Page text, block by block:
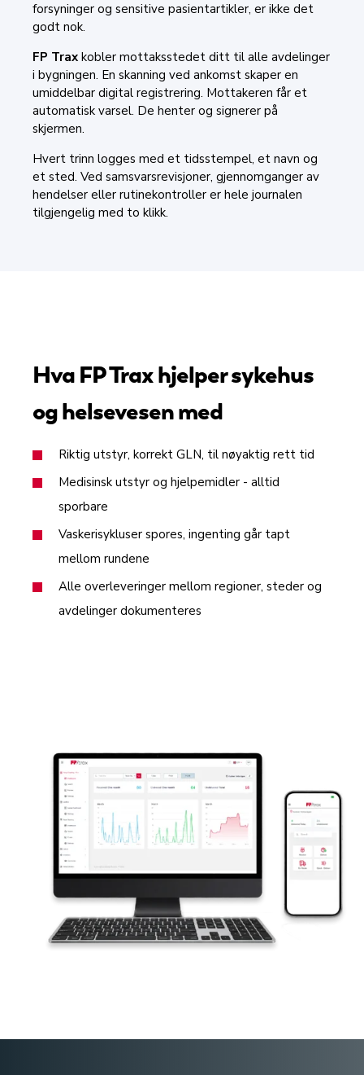
forsyninger og sensitive pasientartikler, er ikke det
godt nok.
FP Trax kobler mottaksstedet ditt til alle avdelinger
i bygningen. En skanning ved ankomst skaper en
umiddelbar digital registrering. Mottakeren får et
automatisk varsel. De henter og signerer på
skjermen.
Hvert trinn logges med et tidsstempel, et navn og
et sted. Ved samsvarsrevisjoner, gjennomganger av
hendelser eller rutinekontroller er hele journalen
tilgjengelig med to klikk.
Hva FP Trax hjelper sykehus
og helsevesen med
Riktig utstyr, korrekt GLN, til nøyaktig rett tid
Medisinsk utstyr og hjelpemidler - alltid
sporbare
Vaskerisykluser spores, ingenting går tapt
mellom rundene
Alle overleveringer mellom regioner, steder og
avdelinger dokumenteres